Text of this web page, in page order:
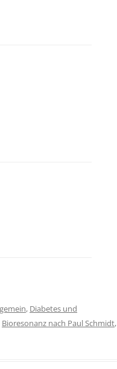
, Diabetes und
Bioresonanz nach Paul Schmidt,